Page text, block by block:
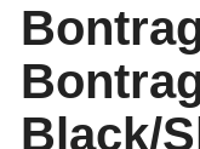
Black/